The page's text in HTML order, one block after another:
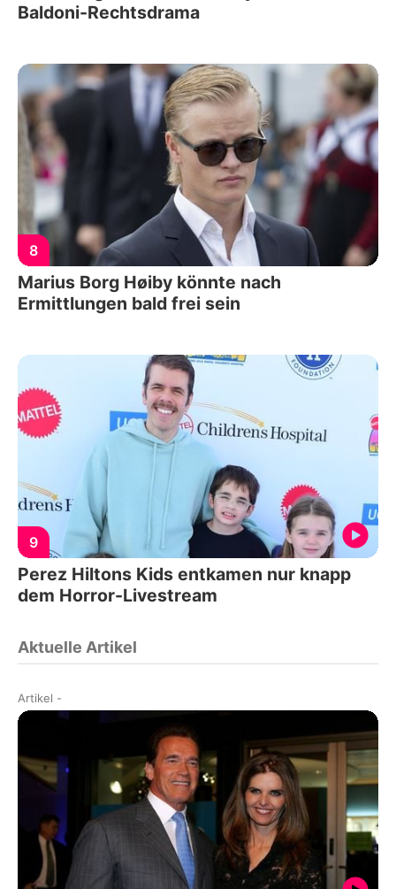
Baldoni-Rechtsdrama
8
Marius Borg Høiby könnte nach
Ermittlungen bald frei sein
9
Perez Hiltons Kids entkamen nur knapp
dem Horror-Livestream
Aktuelle Artikel
Artikel -